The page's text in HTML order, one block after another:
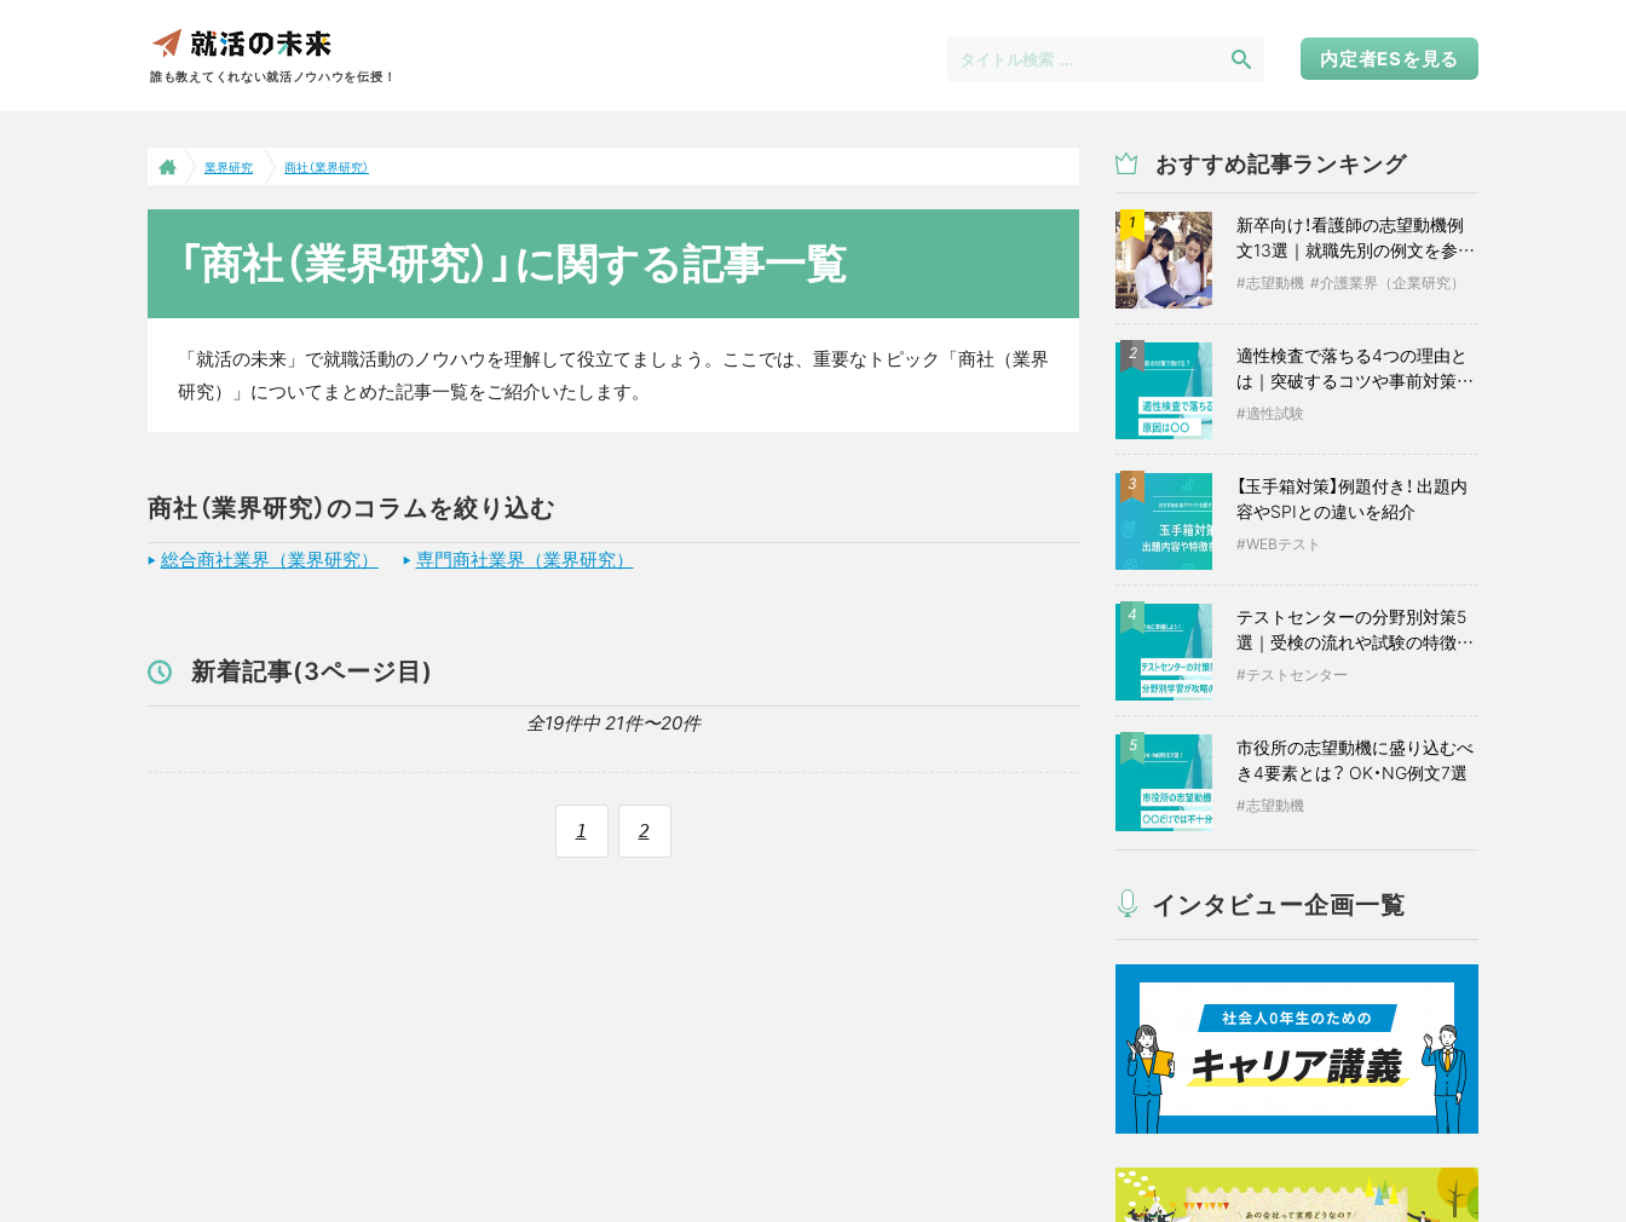
誰も教えてくれない就活ノウハウを伝授！
内定者ESを見る
業界研究 商社（業界研究）
「商社（業界研究）」に関する記事一覧
「就活の未来」で就職活動のノウハウを理解して役立てましょう。ここでは、重要なトピック「商社（業界
研究）」についてまとめた記事一覧をご紹介いたします。
商社（業界研究）のコラムを絞り込む
総合商社業界（業界研究） 専門商社業界（業界研究）
新着記事(3ページ目)
全19件中 21件〜20件
1 2
おすすめ記事ランキング
1
新卒向け！看護師の志望動機例
文13選｜就職先別の例文を参考
に志望動機 介護業界（企業研究）
2
適性検査で落ちる4つの理由と
は｜突破するコツや事前対策も
紹介
適性試験
3
【玉手箱対策】例題付き！ 出題内
容やSPIとの違いを紹介
WEBテスト
4
テストセンターの分野別対策5
選｜受検の流れや試験の特徴も
紹介
テストセンター
5
市役所の志望動機に盛り込むべ
き4要素とは？ OK・NG例文7選
志望動機
インタビュー企画一覧